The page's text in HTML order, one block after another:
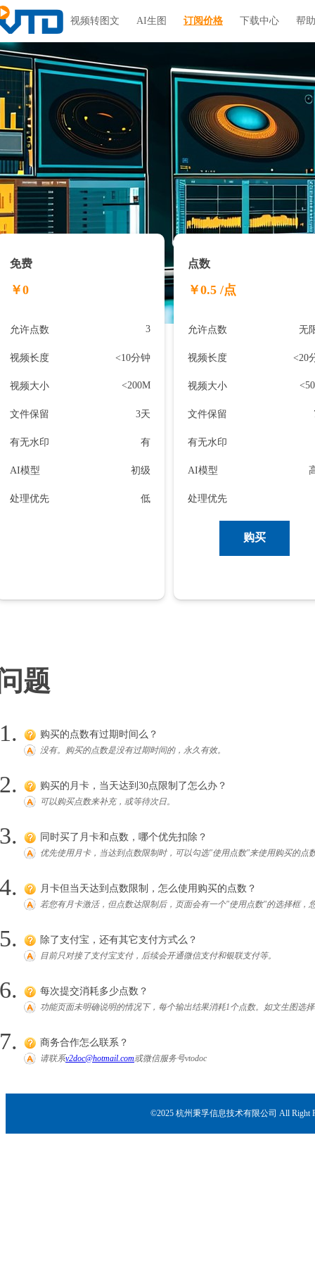
视频转图文 AI生图 订阅价格 下载中心 帮
免费
￥0
允许点数 3
视频长度 <10分钟
视频大小 <200M
文件保留 3天
有无水印 有
AI模型 初级
处理优先 低
点数
￥0.5 /点
允许点数 无
视频长度 <20
视频大小
文件保留
有无水印
AI模型
处理优先
题
购买的点数有过期时间么？
没有。购买的点数是没有过期时间的，永久有效。
购买的月卡，当天达到30点限制了怎么办？
可以购买点数来补充，或等待次日。
同时买了月卡和点数，哪个优先扣除？
优先使用月卡，当达到点数限制时，可以勾选"使用点数"来使用购买的点
月卡但当天达到点数限制，怎么使用购买的点数？
若您有月卡激活，但点数达限制后，页面会有一个"使用点数"的选择框，
除了支付宝，还有其它支付方式么？
目前只对接了支付宝支付，后续会开通微信支付和银联支付等。
每次提交消耗多少点数？
功能页面未明确说明的情况下，每个输出结果消耗1个点数。如文生图选
商务合作怎么联系？
请联系v2doc@hotmail.com 或微信服务号vtodoc
©2025 杭州秉孚信息技术有限公司 All Right